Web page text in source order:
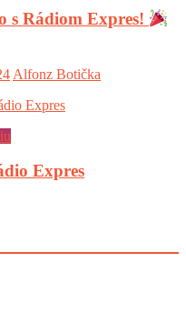
s Rádiom Expres!
Alfonz Botička
Expres